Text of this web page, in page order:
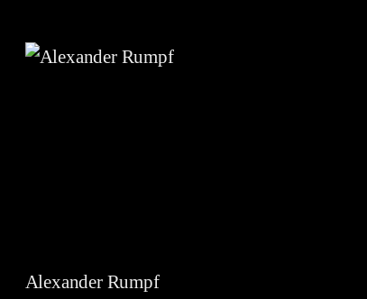
Alexander Rumpf